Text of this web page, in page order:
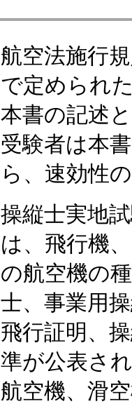
航空法施行
で定められ
本書の記述
受験者は本
ら、速効性
操縦士実地
は、飛行機
の航空機の
士、事業用
飛行証明、
準が公表さ
航空機、滑